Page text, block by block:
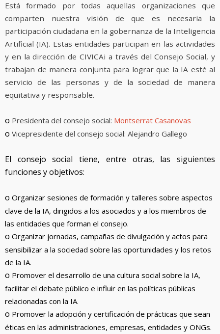
Está formado por todas aquellas organizaciones que
comparten nuestra visión de que es necesaria la
participación ciudadana en la gobernanza de la Inteligencia
Artificial (IA). Estas entidades participan en las actividades
y en la dirección de CIVICAi a través del Consejo Social, y
trabajan de manera conjunta para lograr que la IA esté al
servicio de las personas y de la sociedad de manera
equitativa y responsable.
o Presidenta del consejo social: Montserrat Casanovas
o Vicepresidente del consejo social: Alejandro Gallego
El consejo social tiene, entre otras, las siguientes
funciones y objetivos:
o Organizar sesiones de formación y talleres sobre aspectos
clave de la IA, dirigidos a los asociados y a los miembros de
las entidades que forman el consejo.
o Organizar jornadas, campañas de divulgación y actos para
sensibilizar a la sociedad sobre las oportunidades y los retos
de la IA.
o Promover el desarrollo de una cultura social sobre la IA,
facilitar el debate público e influir en las políticas públicas
relacionadas con la IA.
o Promover la adopción y certificación de prácticas que sean
éticas en las administraciones, empresas, entidades y ONGs.